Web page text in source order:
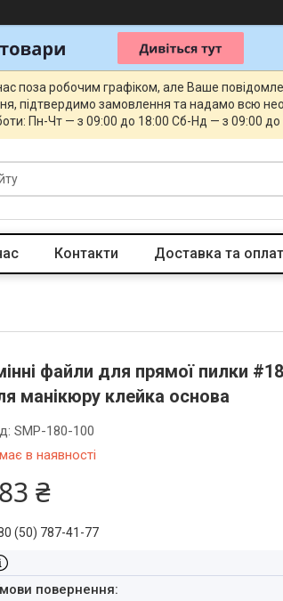
поза робочим графіком, але Ваше
підтвердимо замовлення та надамо всю
Пн-Чт — з 09:00 до 18:00 Сб-Нд — з 09:00
Контакти Доставка та
файли для прямої пилки
манікюру клейка основа
в наявності
SMP-180-100
₴
(50) 787-41-77